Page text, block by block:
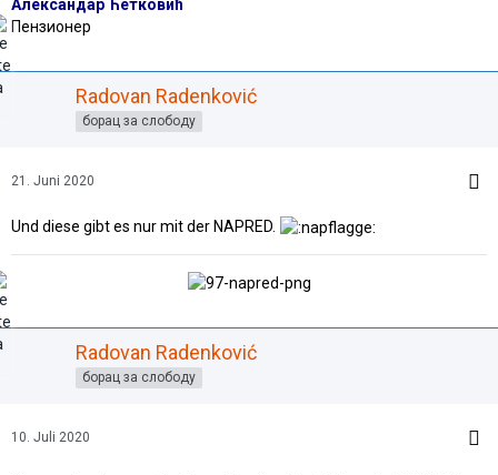
Александар Ћетковић
Пензионер
Radovan Radenković
борац за слободу
21. Juni 2020
Und diese gibt es nur mit der NAPRED.
Radovan Radenković
борац за слободу
10. Juli 2020